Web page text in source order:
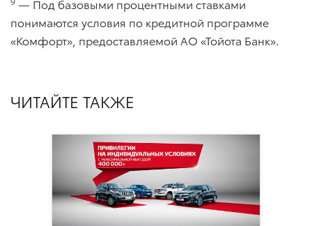
— Под базовыми процентными ставками
понимаются условия по кредитной программе
«Комфорт», предоставляемой АО «Тойота Банк».
ЧИТАЙТЕ ТАКЖЕ